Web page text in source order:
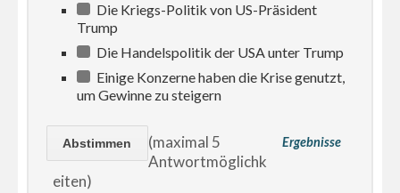
Die Kriegs-Politik von US-Präsident
Trump
Die Handelspolitik der USA unter Trump
Einige Konzerne haben die Krise genutzt,
um Gewinne zu steigern
Ergebnisse
(maximal 5
Antwortmöglichk
eiten)